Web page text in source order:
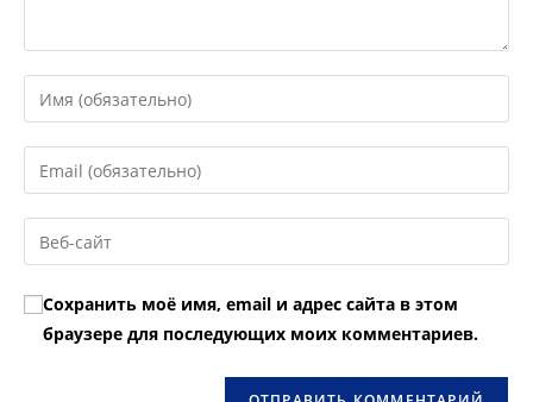
Введите
свое
имя
или
пользователя,
чтобы
прокомментировать
Введите
свой
email-
адрес,
прокомментировать
Введите
URL
вашего
веб-
сайта
Сохранить моё имя, email и адрес сайта в этом
браузере для последующих моих комментариев.